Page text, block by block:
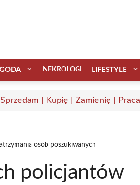
NEKROLOGI LIFESTYLE
| Kupię | Zamienię | Praca
osób poszukiwanych
policjantów